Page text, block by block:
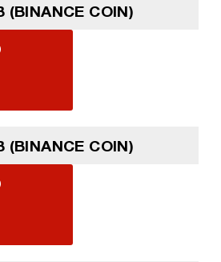
(BINANCE COIN)
(BINANCE COIN)